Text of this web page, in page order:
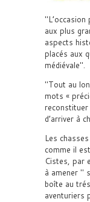
aux plus
aspects
placés aux
médiévale .
Tout au
mots «
d’arriver à
Les
comme il
Cistes, par
à amener
boîte au
aventuriers